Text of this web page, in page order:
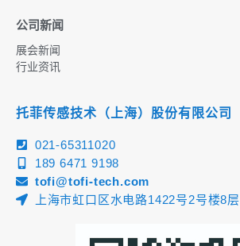
公司新闻
展会新闻
行业资讯
托菲传感技术（上海）股份有限公司
021-65311020
189 6471 9198
tofi@tofi-tech.com
上海市虹口区水电路1422号2号楼8层